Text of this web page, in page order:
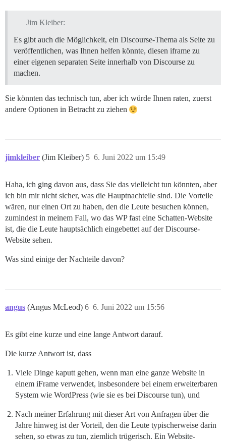
Jim Kleiber:
Es gibt auch die Möglichkeit, ein Discourse-Thema als Seite zu
veröffentlichen, was Ihnen helfen könnte, diesen iframe zu
einer eigenen separaten Seite innerhalb von Discourse zu
machen.
Sie könnten das technisch tun, aber ich würde Ihnen raten, zuerst
andere Optionen in Betracht zu ziehen
jimkleiber (Jim Kleiber) 6. Juni 2022 um 15:49
5
Haha, ich ging davon aus, dass Sie das vielleicht tun könnten, aber
ich bin mir nicht sicher, was die Hauptnachteile sind. Die Vorteile
wären, nur einen Ort zu haben, den die Leute besuchen können,
zumindest in meinem Fall, wo das WP fast eine Schatten-Website
ist, die die Leute hauptsächlich eingebettet auf der Discourse-
Website sehen.
Was sind einige der Nachteile davon?
angus (Angus McLeod) 6. Juni 2022 um 15:56
6
Es gibt eine kurze und eine lange Antwort darauf.
Die kurze Antwort ist, dass
Viele Dinge kaputt gehen, wenn man eine ganze Website in
einem iFrame verwendet, insbesondere bei einem erweiterbaren
System wie WordPress (wie sie es bei Discourse tun), und
Nach meiner Erfahrung mit dieser Art von Anfragen über die
Jahre hinweg ist der Vorteil, den die Leute typischerweise darin
sehen, so etwas zu tun, ziemlich trügerisch. Ein Website-